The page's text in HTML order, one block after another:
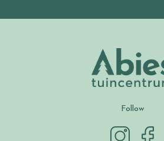
Follow